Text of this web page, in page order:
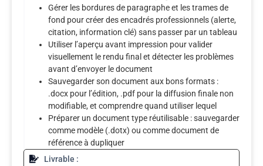
Gérer les bordures de paragraphe et les trames de
fond pour créer des encadrés professionnels (alerte,
citation, information clé) sans passer par un tableau
Utiliser l’aperçu avant impression pour valider
visuellement le rendu final et détecter les problèmes
avant d’envoyer le document
Sauvegarder son document aux bons formats :
.docx pour l’édition, .pdf pour la diffusion finale non
modifiable, et comprendre quand utiliser lequel
Préparer un document type réutilisable : sauvegarder
comme modèle (.dotx) ou comme document de
référence à dupliquer
Livrable :